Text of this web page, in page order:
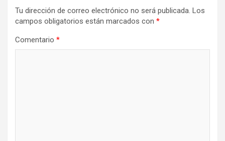
Tu dirección de correo electrónico no será publicada. Los
campos obligatorios están marcados con *
Comentario *